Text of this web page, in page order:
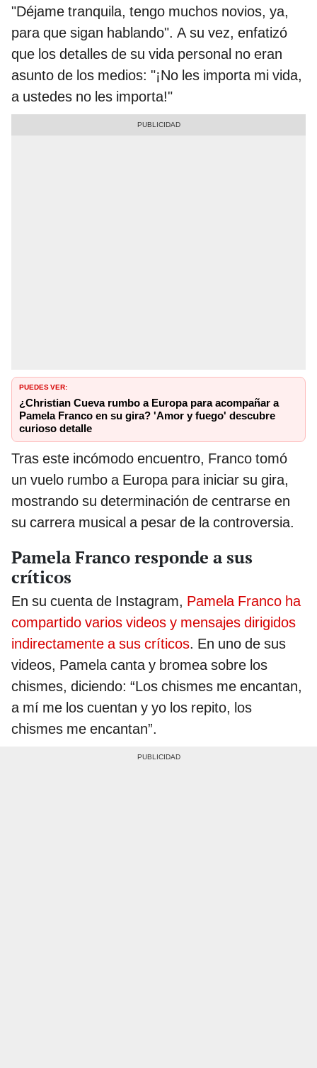
"Déjame tranquila, tengo muchos novios, ya,
para que sigan hablando". A su vez, enfatizó
que los detalles de su vida personal no eran
asunto de los medios: "¡No les importa mi vida,
a ustedes no les importa!"
PUEDES VER:
¿Christian Cueva rumbo a Europa para acompañar a
Pamela Franco en su gira? 'Amor y fuego' descubre
curioso detalle
Tras este incómodo encuentro, Franco tomó
un vuelo rumbo a Europa para iniciar su gira,
mostrando su determinación de centrarse en
su carrera musical a pesar de la controversia.
Pamela Franco responde a sus
críticos
En su cuenta de Instagram, Pamela Franco ha
compartido varios videos y mensajes dirigidos
indirectamente a sus críticos. En uno de sus
videos, Pamela canta y bromea sobre los
chismes, diciendo: “Los chismes me encantan,
a mí me los cuentan y yo los repito, los
chismes me encantan”.